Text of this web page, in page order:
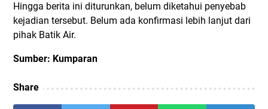
Hingga berita ini diturunkan, belum diketahui penyebab
kejadian tersebut. Belum ada konfirmasi lebih lanjut dari
pihak Batik Air.
Sumber: Kumparan
Share